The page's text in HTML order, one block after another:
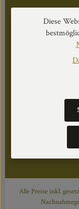
Mo–Do:
Fr: 08:30–12:30
Cookie
Alle Preise inkl.
Diese